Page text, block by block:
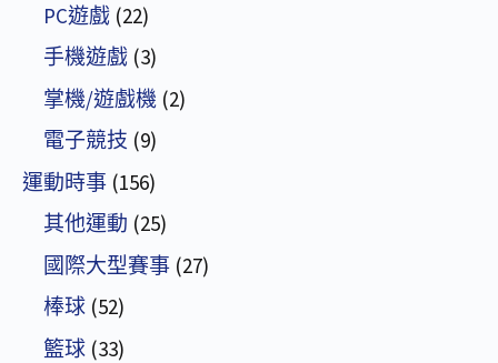
PC遊戲 (22)
手機遊戲 (3)
掌機/遊戲機 (2)
電子競技 (9)
運動時事 (156)
其他運動 (25)
國際大型賽事 (27)
棒球 (52)
籃球 (33)